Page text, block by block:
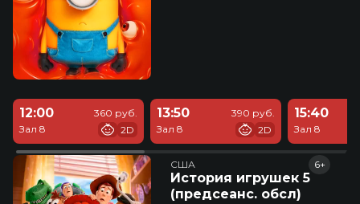
12:00
Зал 8
360 руб.
2D
13:50
Зал 8
390 руб.
2D
15:40
Зал 8
США
История игрушек 5
(предсеанс. обсл)
6+